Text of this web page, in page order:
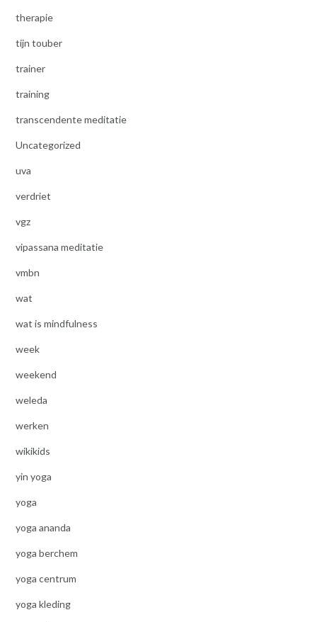
therapie
tijn touber
trainer
training
transcendente meditatie
Uncategorized
uva
verdriet
vgz
vipassana meditatie
vmbn
wat
wat is mindfulness
week
weekend
weleda
werken
wikikids
yin yoga
yoga
yoga ananda
yoga berchem
yoga centrum
yoga kleding